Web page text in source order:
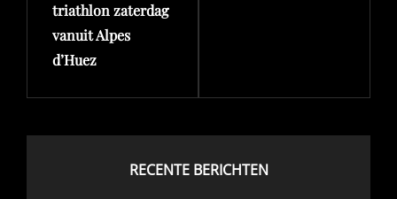
triathlon zaterdag
vanuit Alpes
d’Huez
RECENTE BERICHTEN